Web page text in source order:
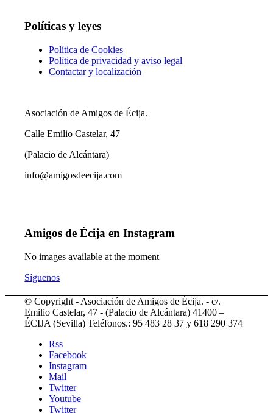
Políticas y leyes
Política de Cookies
Política de privacidad y aviso legal
Contactar y localización
Asociación de Amigos de Écija.
Calle Emilio Castelar, 47
(Palacio de Alcántara)
info@amigosdeecija.com
Amigos de Écija en Instagram
No images available at the moment
Síguenos
© Copyright - Asociación de Amigos de Écija. - c/.
Emilio Castelar, 47 - (Palacio de Alcántara) 41400 –
ÉCIJA (Sevilla) Teléfonos.: 95 483 28 37 y 618 290 374
Rss
Facebook
Instagram
Mail
Twitter
Youtube
Twitter